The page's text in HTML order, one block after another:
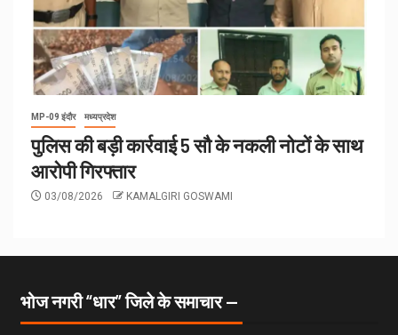
MP-09 इंदौर मध्यप्रदेश
पुलिस की बड़ी कार्रवाई 5 सौ के नकली नोटों के साथ
आरोपी गिरफ्तार
03/08/2026 KAMALGIRI GOSWAMI
भोज नगरी “धार” जिले के समाचार —